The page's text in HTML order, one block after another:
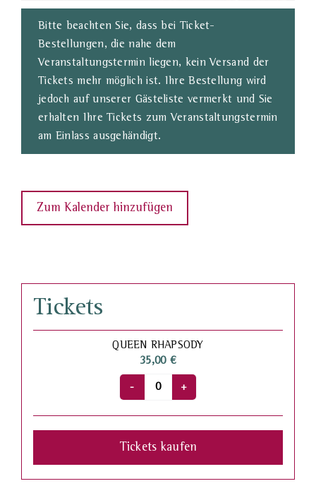
Bitte beachten Sie, dass bei Ticket-
Bestellungen, die nahe dem
Veranstaltungstermin liegen, kein Versand der
Tickets mehr möglich ist. Ihre Bestellung wird
jedoch auf unserer Gästeliste vermerkt und Sie
erhalten Ihre Tickets zum Veranstaltungstermin
am Einlass ausgehändigt.
Zum Kalender hinzufügen
Tickets
QUEEN RHAPSODY
35,00 €
Tickets kaufen